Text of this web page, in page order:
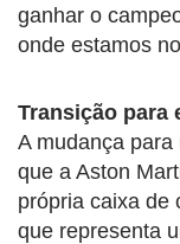
ganhar o
onde estamos
Transição para
A mudança
que a Aston
própria caixa de
que representa